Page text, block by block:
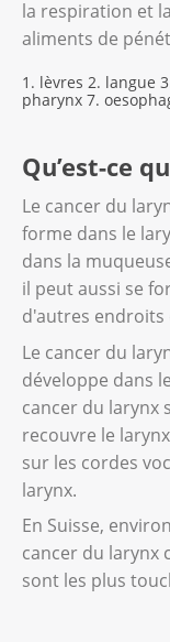
la respiration et
aliments de
1. lèvres 2. langue
pharynx 7.
Qu’est-ce
Le cancer du
forme dans le
dans la
il peut aussi se
d'autres endroits
Le cancer du
développe dans
cancer du larynx
recouvre le
sur les cordes
larynx.
En Suisse,
cancer du larynx
sont les plus